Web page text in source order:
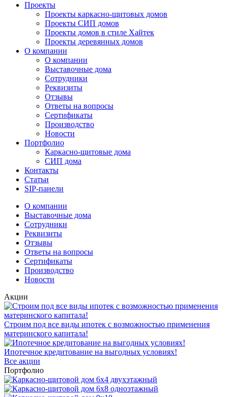
Проекты
Проекты каркасно-щитовых домов
Проекты СИП домов
Проекты домов в стиле Хайтек
Проекты деревянных домов
О компании
О компании
Выставочные дома
Сотрудники
Реквизиты
Отзывы
Ответы на вопросы
Сертификаты
Производство
Новости
Портфолио
Каркасно-щитовые дома
СИП дома
Контакты
Статьи
SIP-панели
О компании
Выставочные дома
Сотрудники
Реквизиты
Отзывы
Ответы на вопросы
Сертификаты
Производство
Новости
Акции
Строим под все виды ипотек с возможностью применения
материнского капитала!
Ипотечное кредитование на выгодных условиях!
Все акции
Портфолио